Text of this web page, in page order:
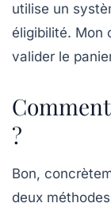
utilise un
éligibilité. Mon
valider le
?
Bon,
deux